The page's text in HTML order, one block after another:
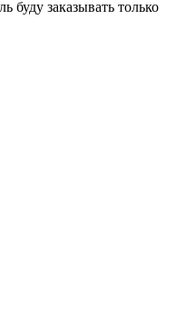
буду заказывать только